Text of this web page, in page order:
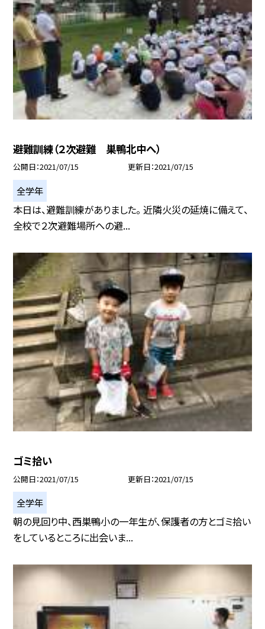
避難訓練（２次避難 巣鴨北中へ）
公開日 2021/07/15 更新日 2021/07/15
全学年
本日は、避難訓練がありました。 近隣火災の延焼に備えて、
全校で２次避難場所への避...
ゴミ拾い
公開日 2021/07/15 更新日 2021/07/15
全学年
朝の見回り中、西巣鴨小の一年生が、保護者の方とゴミ拾い
をしているところに出会いま...